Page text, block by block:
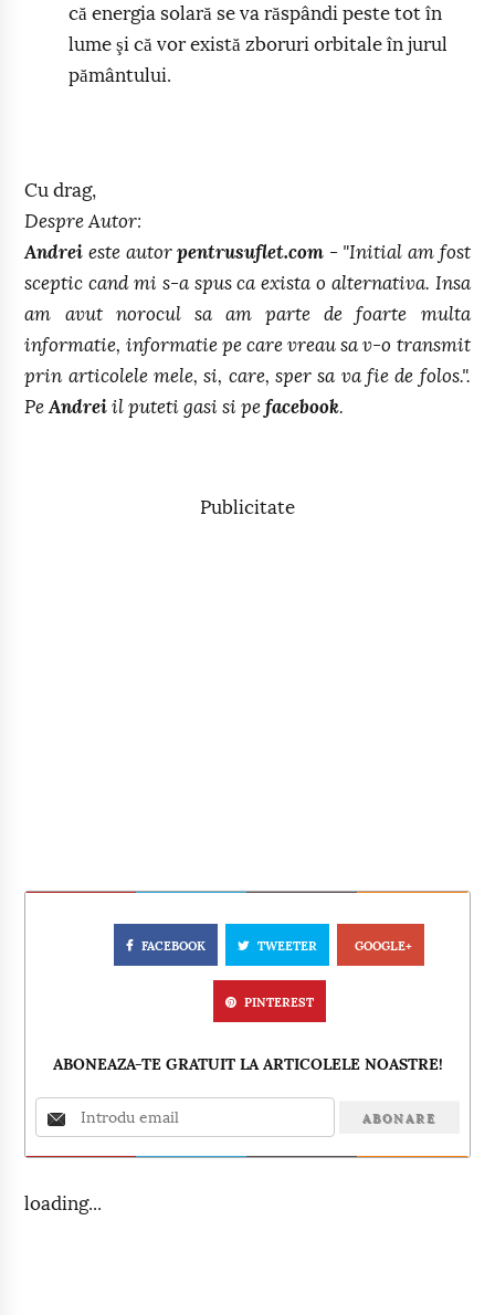
că energia solară se va răspândi peste tot în
lume şi că vor există zboruri orbitale în jurul
pământului.
Cu drag,
Despre Autor:
Andrei este autorpentrusuflet.com - "Initial am fost
sceptic cand mi s-a spus ca exista o alternativa. Insa
am avut norocul sa am parte de foarte multa
informatie, informatie pe care vreau sa v-o transmit
prin articolele mele, si, care, sper sa va fie de folos.".
PeAndrei il puteti gasi si pefacebook.
Publicitate
FACEBOOK TWEETER GOOGLE+
PINTEREST
ABONEAZA-TE GRATUIT LA ARTICOLELE NOASTRE!
loading...